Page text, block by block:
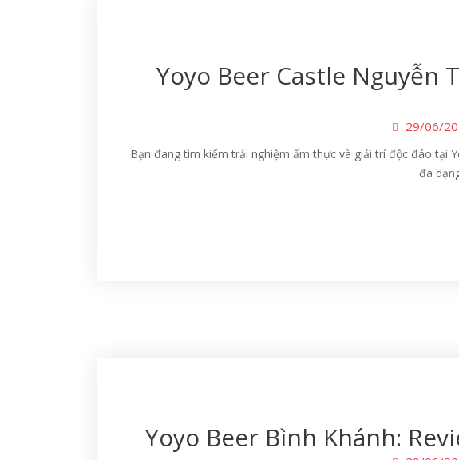
Yoyo Beer Castle Nguyễn
29/06/
Bạn đang tìm kiếm trải nghiệm ẩm thực và giải trí độc đáo tại
đa
Yoyo Beer Bình Khánh: